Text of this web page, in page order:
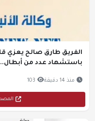
الفريق طارق صالح يعزي
باستشهاد عدد من
منذ 14 دقيقة 103